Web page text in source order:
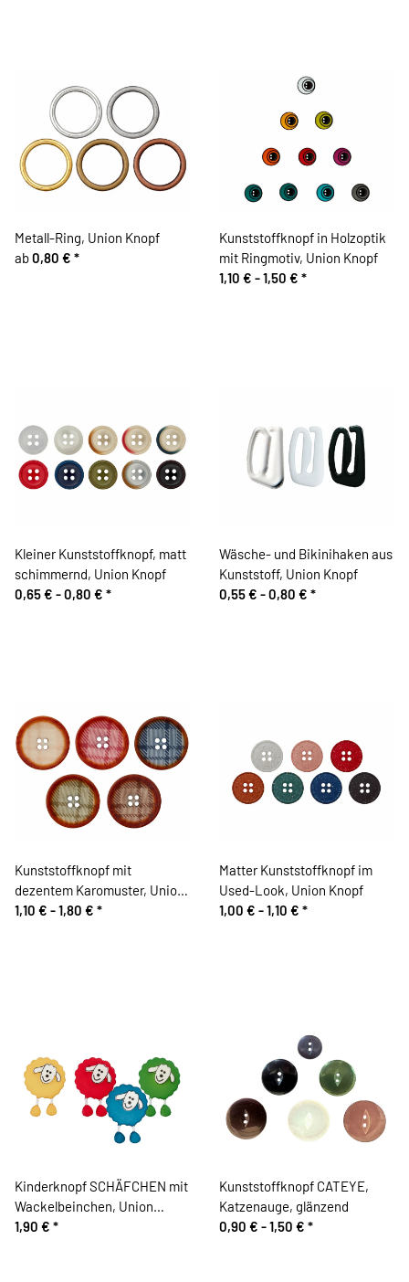
Metall-Ring, Union Knopf
ab0,80 € *
Kunststoffknopf in Holzoptik
mit Ringmotiv, Union Knopf
1,10 € -1,50 € *
Kleiner Kunststoffknopf, matt
schimmernd, Union Knopf
0,65 € -0,80 € *
Wäsche- und Bikinihaken aus
Kunststoff, Union Knopf
0,55 € -0,80 € *
Kunststoffknopf mit
dezentem Karomuster, Union
Knopf
1,10 € -1,80 € *
Matter Kunststoffknopf im
Used-Look, Union Knopf
1,00 € -1,10 € *
Kinderknopf SCHÄFCHEN mit
Wackelbeinchen, Union
Knopf
1,90 € *
Kunststoffknopf CATEYE,
Katzenauge, glänzend
0,90 € -1,50 € *